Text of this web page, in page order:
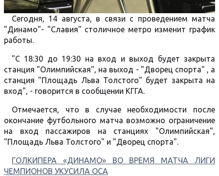
Сегодня, 14 августа, в связи с проведением матча
"Динамо"- "Славия" столичное метро изменит график
работы.
"С 18:30 до 19:30 на вход и выход будет закрыта
станция ​​"Олимпийская", на выход - "Дворец спорта" , а
станция "Площадь Льва Толстого" будет закрыта на
вход", - говорится в сообщении КГГА.
Отмечается, что в случае необходимости после
окончание футбольного матча возможно ограничение
на вход пассажиров на станциях "Олимпийская",
"Площадь Льва Толстого" и "Дворец спорта".
ГОЛКИПЕРА «ДИНАМО» ВО ВРЕМЯ МАТЧА ЛИГИ
ЧЕМПИОНОВ УКУСИЛА ОСА